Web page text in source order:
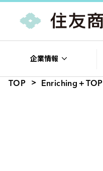
企業情報
TOP Enriching＋TOP